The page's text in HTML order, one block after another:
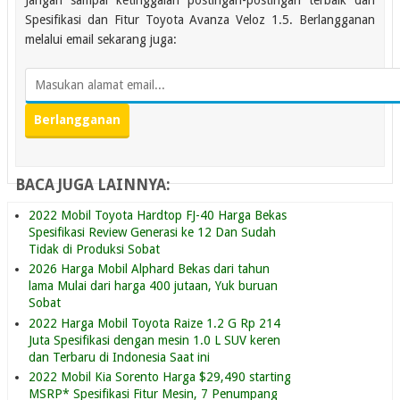
Spesifikasi dan Fitur Toyota Avanza Veloz 1.5. Berlangganan
melalui email sekarang juga:
BACA JUGA LAINNYA:
2022 Mobil Toyota Hardtop FJ-40 Harga Bekas
Spesifikasi Review Generasi ke 12 Dan Sudah
Tidak di Produksi Sobat
2026 Harga Mobil Alphard Bekas dari tahun
lama Mulai dari harga 400 jutaan, Yuk buruan
Sobat
2022 Harga Mobil Toyota Raize 1.2 G Rp 214
Juta Spesifikasi dengan mesin 1.0 L SUV keren
dan Terbaru di Indonesia Saat ini
2022 Mobil Kia Sorento Harga $29,490 starting
MSRP* Spesifikasi Fitur Mesin, 7 Penumpang